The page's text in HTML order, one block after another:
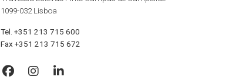
1099-032 Lisboa
Tel. +351 213 715 600
Fax +351 213 715 672